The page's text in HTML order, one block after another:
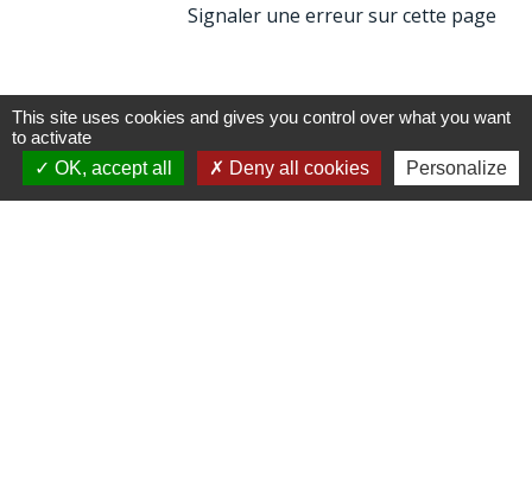
Signaler une erreur sur cette page
Contacts
Commune de Moutiers
This site uses cookies and gives you control over what you want
to activate
OK, accept all
Deny all cookies Personalize